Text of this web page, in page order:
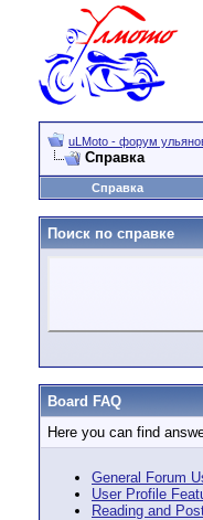
uLMoto - форум
Справка
Справка
Поиск по справке
Board FAQ
Here you can find
General Forum
User Profile
Reading and